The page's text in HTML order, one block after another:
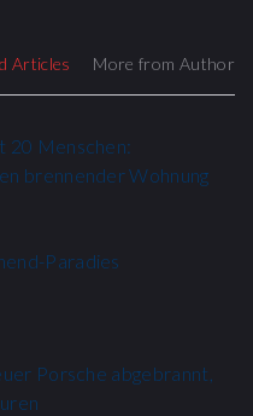
Articles More from Author
20 Menschen:
brennender Wohnung​
Paradies
Porsche abgebrannt,